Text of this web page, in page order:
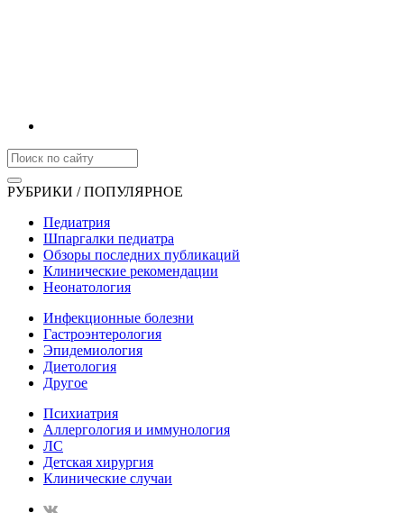
РУБРИКИ / ПОПУЛЯРНОЕ
Педиатрия
Шпаргалки педиатра
Обзоры последних публикаций
Клинические рекомендации
Неонатология
Инфекционные болезни
Гастроэнтерология
Эпидемиология
Диетология
Другое
Психиатрия
Аллергология и иммунология
ЛС
Детская хирургия
Клинические случаи